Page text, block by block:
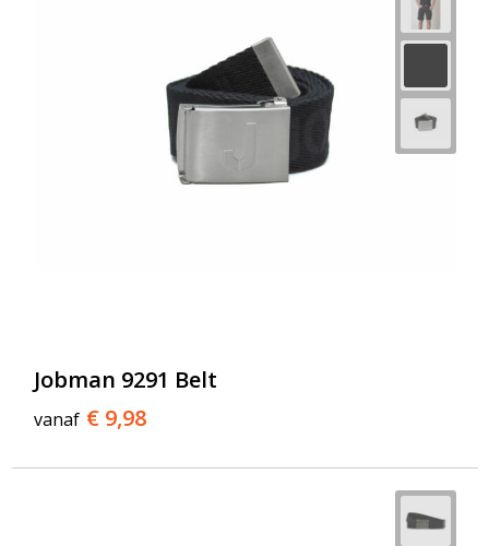
Jobman 9291 Belt
vanaf € 9,98